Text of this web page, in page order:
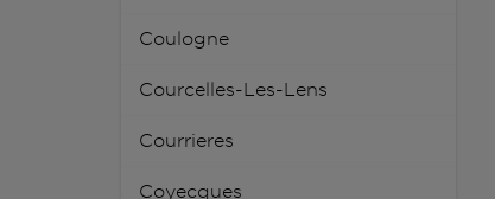
Coulogne
Courcelles-Les-Lens
Courrieres
Coyecques